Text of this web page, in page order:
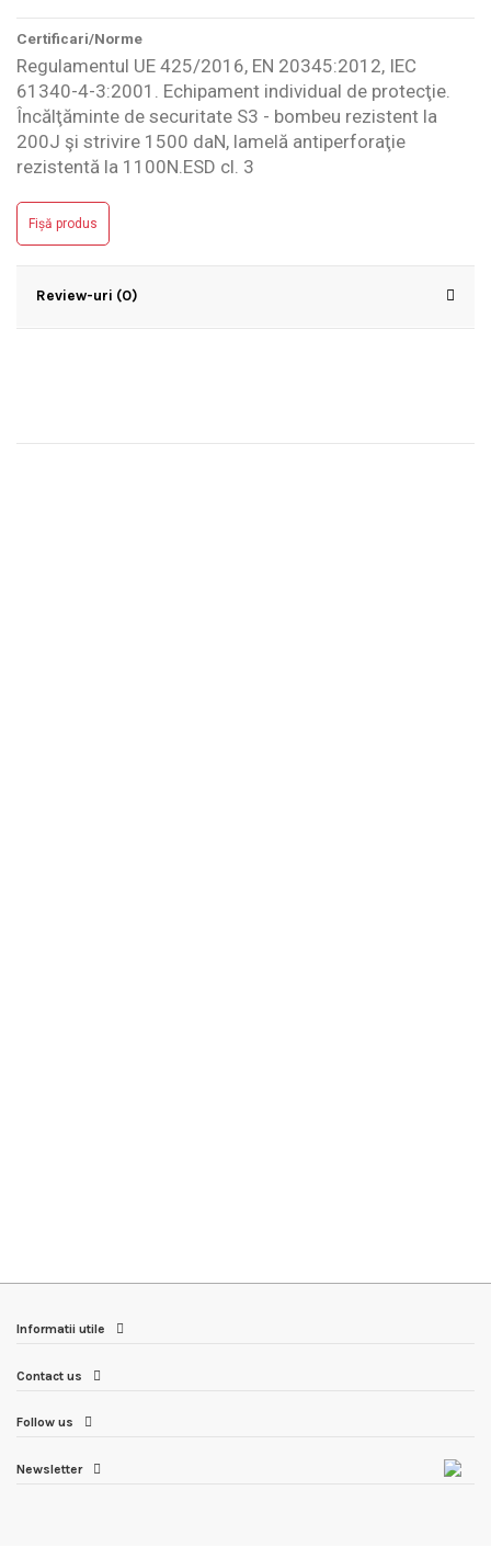
Certificari/Norme
Regulamentul UE 425/2016, EN 20345:2012, IEC
61340-4-3:2001. Echipament individual de protecţie.
Încălţăminte de securitate S3 - bombeu rezistent la
200J şi strivire 1500 daN, lamelă antiperforaţie
rezistentă la 1100N.ESD cl. 3
Fișă produs
Review-uri (0)
Informatii utile
Contact us
Follow us
Newsletter